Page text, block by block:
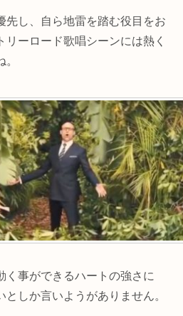
先し、自ら地雷を踏む役目をお
リーロード歌唱シーンには熱く
く事ができるハートの強さに
しか言いようがありません。